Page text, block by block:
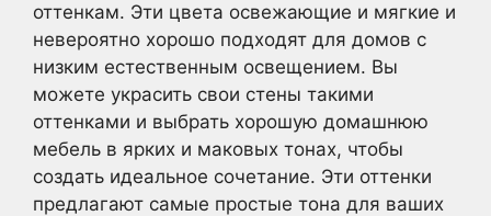
оттенкам. Эти цвета освежающие и мягкие и
невероятно хорошо подходят для домов с
низким естественным освещением. Вы
можете украсить свои стены такими
оттенками и выбрать хорошую домашнюю
мебель в ярких и маковых тонах, чтобы
создать идеальное сочетание. Эти оттенки
предлагают самые простые тона для ваших